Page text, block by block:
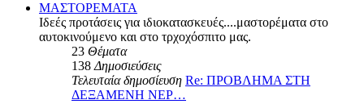
ΜΑΣΤΟΡΕΜΑΤΑ
Ιδεές προτάσεις για ιδιοκατασκευές....μαστορέματα στο
αυτοκινούμενο και στο τρχοχόσπιτο μας.
23 Θέματα
138Δημοσιεύσεις
Τελευταία δημοσίευση Re: ΠΡΟΒΛΗΜΑ ΣΤΗ
ΔΕΞΑΜΕΝΗ ΝΕΡ…